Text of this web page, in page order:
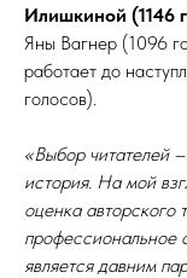
Илишкиной (1146
Яны Вагнер (1096
работает до
голосов).
«Выбор читателей
история. На мой
оценка авторского
профессиональное
является давним